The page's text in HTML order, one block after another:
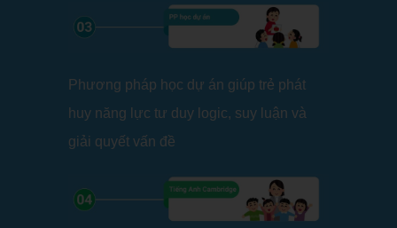
Phương pháp học dự án giúp trẻ phát
huy năng lực tư duy logic, suy luận và
giải quyết vấn đề